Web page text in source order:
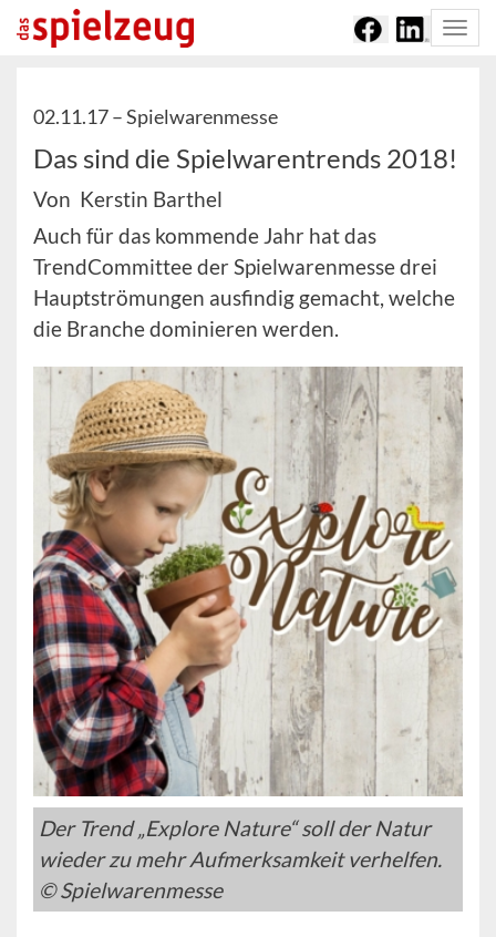
02.11.17 –Spielwarenmesse
Das sind die Spielwarentrends 2018!
Von Kerstin Barthel
Auch für das kommende Jahr hat das
TrendCommittee der Spielwarenmesse drei
Hauptströmungen ausfindig gemacht, welche
die Branche dominieren werden.
Der Trend „Explore Nature“ soll der Natur
wieder zu mehr Aufmerksamkeit verhelfen.
© Spielwarenmesse